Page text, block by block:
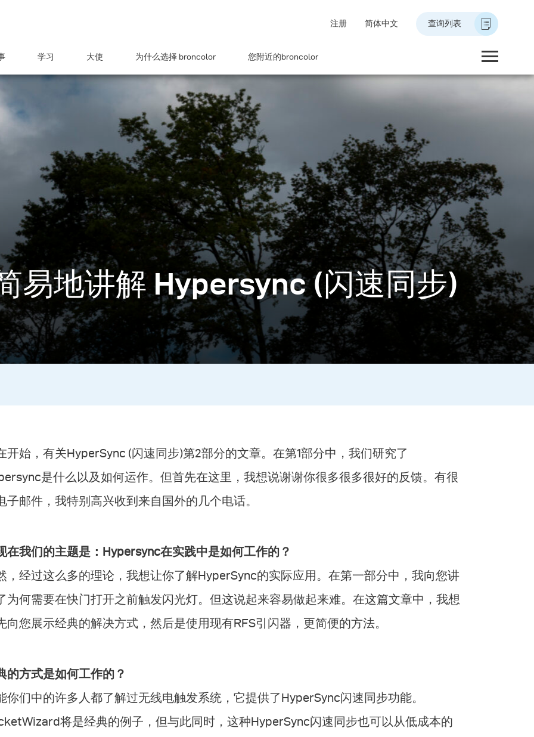
注册 简体中文 查询列表
学习 大使 为什么选择 broncolor 您附近的broncolor
易地讲解 Hypersync (闪速同步)
开始，有关HyperSync (闪速同步)第2部分的文章。在第1部分中，我们研究了
是什么以及如何运作。但首先在这里，我想说谢谢你很多很多很好的反馈。有很
子邮件，我特别高兴收到来自国外的几个电话。
在我们的主题是：Hypersync在实践中是如何工作的？
，经过这么多的理论，我想让你了解HyperSync的实际应用。在第一部分中，我向您讲
为何需要在快门打开之前触发闪光灯。但这说起来容易做起来难。在这篇文章中，我想
向您展示经典的解决方式，然后是使用现有RFS引闪器，更简便的方法。
的方式是如何工作的？
你们中的许多人都了解过无线电触发系统，它提供了HyperSync闪速同步功能。
将是经典的例子，但与此同时，这种HyperSync闪速同步也可以从低成本的